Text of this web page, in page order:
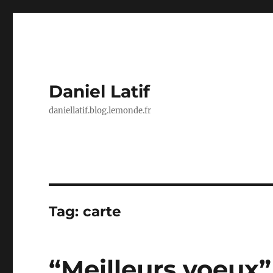
Daniel Latif
daniellatif.blog.lemonde.fr
Tag:carte